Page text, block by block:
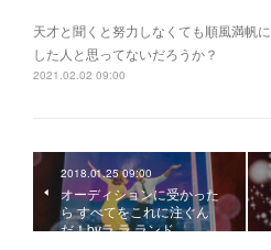
天才と聞くと 努力しなくても 順風満帆
した人 と思ってないだろうか？
2021.02.02 09:00
2018.01.25 09:00
オーディションに受かった
ら すべてをこれに注ぐん
だ！byラ ラ ランド